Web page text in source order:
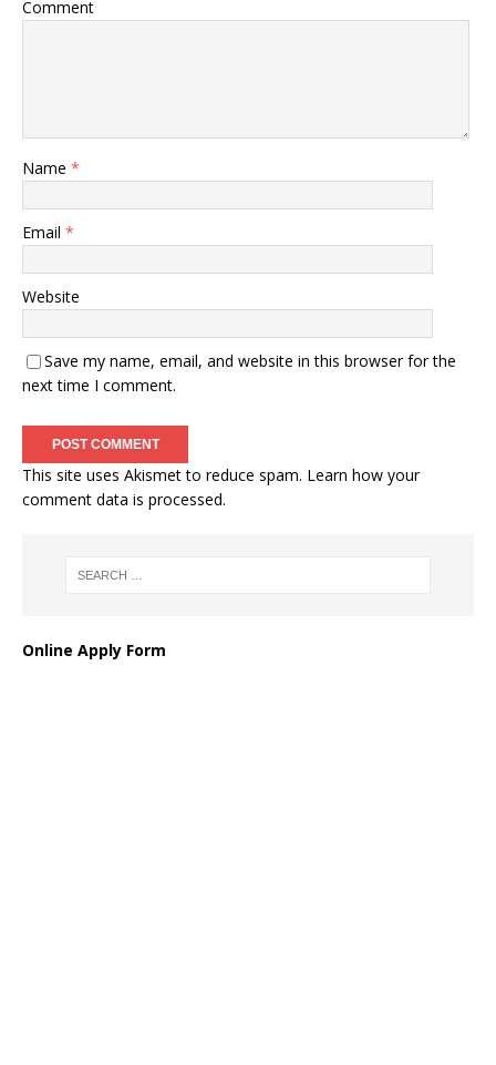
Comment
Name *
Email *
Website
Save my name, email, and website in this browser for the
next time I comment.
This site uses Akismet to reduce spam. Learn how your
comment data is processed.
Online Apply Form